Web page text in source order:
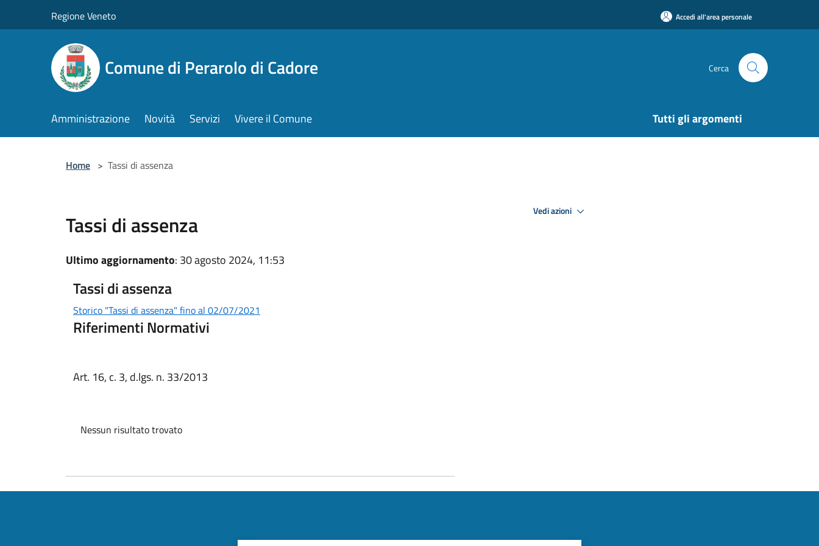
Regione Veneto Accedi all'area personale
Comune di Perarolo di Cadore Cerca
Amministrazione Novità Servizi Vivere il Comune Tutti gli argomenti
Home > Tassi di assenza
Tassi di assenza
Ultimo aggiornamento: 30 agosto 2024, 11:53
Tassi di assenza
Storico "Tassi di assenza" fino al 02/07/2021
Riferimenti Normativi
Art. 16, c. 3, d.lgs. n. 33/2013
Nessun risultato trovato
Vedi azioni